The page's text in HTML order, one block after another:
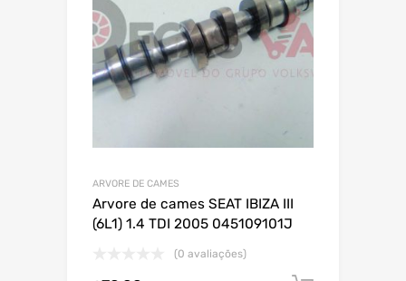
ARVORE DE CAMES
Arvore de cames SEAT IBIZA III
(6L1) 1.4 TDI 2005 045109101J
(0 avaliações)